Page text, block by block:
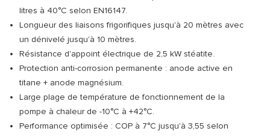
litres à 40°C selon EN16147.
Longueur des liaisons frigorifiques jusqu'à 20 mètres avec
un dénivelé jusqu'à 10 mètres.
Résistance d'appoint électrique de 2,5 kW stéatite.
Protection anti-corrosion permanente : anode active en
titane + anode magnésium.
Large plage de température de fonctionnement de la
pompe à chaleur de -10°C à +42°C.
Performance optimisée : COP à 7°C jusqu'à 3,55 selon